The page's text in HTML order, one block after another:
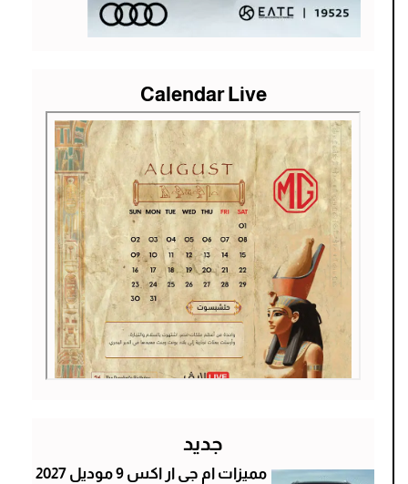
Calendar Live
جديد
مميزات ام جى ار اكس 9 موديل 2027